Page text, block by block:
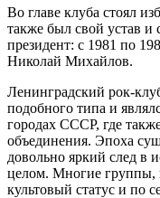
Во главе клуба стоял
также был свой устав и
президент: с 1981 по
Николай Михайлов.
Ленинградский рок-
подобного типа и
городах СССР, где
объединения. Эпоха
довольно яркий след в
целом. Многие
культовый статус и по